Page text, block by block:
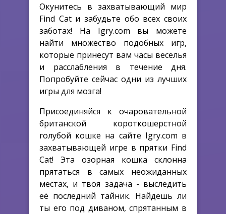
Окунитесь в захватывающий мир
Find Cat и забудьте обо всех своих
заботах! На Igry.com вы можете
найти множество подобных игр,
которые принесут вам часы веселья
и расслабления в течение дня.
Попробуйте сейчас одни из лучших
игры для мозга!
Присоединяйся к очаровательной
британской короткошерстной
голубой кошке на сайте Igry.com в
захватывающей игре в прятки Find
Cat! Эта озорная кошка склонна
прятаться в самых неожиданных
местах, и твоя задача - выследить
её последний тайник. Найдешь ли
ты его под диваном, спрятанным в